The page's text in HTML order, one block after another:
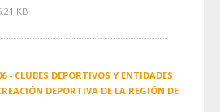
KB
- CLUBES DEPORTIVOS Y ENTIDADES
DEPORTIVA DE LA REGIÓN DE